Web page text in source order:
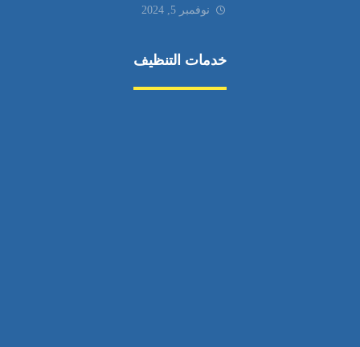
نوفمبر 5, 2024
خدمات التنظيف